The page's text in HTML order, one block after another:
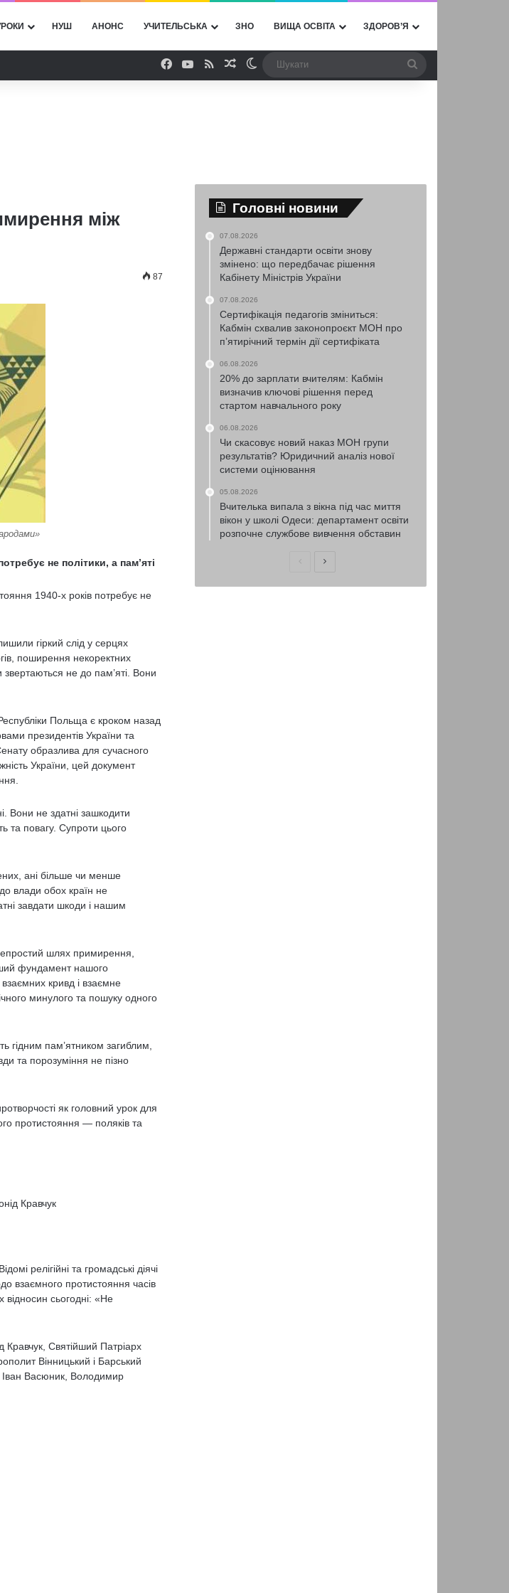
НУШ АНОНС УЧИТЕЛЬСЬКА ЗНО ВИЩА ОСВІТА ЗДОРОВ’Я
Facebook
YouTube
RSSВипадкова стаття
Switch skin
між
87
не політики, а пам’яті
1940-х років потребує не
гіркий слід у серцях
поширення некоректних
звертаються не до пам’яті. Вони
Польща є кроком назад
президентів України та
образлива для сучасного
України, цей документ
Вони не здатні зашкодити
та повагу. Супроти цього
ані більше чи менше
влади обох країн не
завдати шкоди і нашим
шлях примирення,
фундамент нашого
кривд і взаємне
минулого та пошуку одного
гідним пам’ятником загиблим,
та порозуміння не пізно
як головний урок для
протистояння — поляків та
Кравчук
релігійні та громадські діячі
взаємного протистояння часів
відносин сьогодні: «Не
Святійший Патріарх
Вінницький і Барський
Васюник, Володимир
Головні новини
07.08.2026
Державні стандарти освіти знову
змінено: що передбачає рішення
Кабінету Міністрів України
07.08.2026
Сертифікація педагогів зміниться:
Кабмін схвалив законопроєкт МОН про
п’ятирічний термін дії сертифіката
06.08.2026
20% до зарплати вчителям: Кабмін
визначив ключові рішення перед
стартом навчального року
06.08.2026
Чи скасовує новий наказ МОН групи
результатів? Юридичний аналіз нової
системи оцінювання
05.08.2026
Вчителька випала з вікна під час миття
вікон у школі Одеси: департамент освіти
розпочне службове вивчення обставин
ПопередняНаступна